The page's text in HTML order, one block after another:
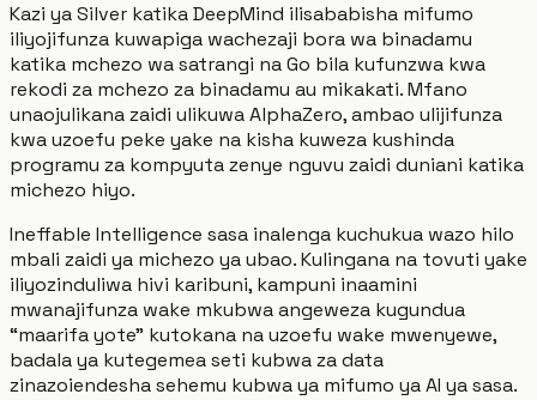
Kazi ya Silver katika DeepMind ilisababisha mifumo
iliyojifunza kuwapiga wachezaji bora wa binadamu
katika mchezo wa satrangi na Go bila kufunzwa kwa
rekodi za mchezo za binadamu au mikakati. Mfano
unaojulikana zaidi ulikuwa AlphaZero, ambao ulijifunza
kwa uzoefu peke yake na kisha kuweza kushinda
programu za kompyuta zenye nguvu zaidi duniani katika
michezo hiyo.
Ineffable Intelligence sasa inalenga kuchukua wazo hilo
mbali zaidi ya michezo ya ubao. Kulingana na tovuti yake
iliyozinduliwa hivi karibuni, kampuni inaamini
mwanajifunza wake mkubwa angeweza kugundua
“maarifa yote” kutokana na uzoefu wake mwenyewe,
badala ya kutegemea seti kubwa za data
zinazoiendesha sehemu kubwa ya mifumo ya AI ya sasa.